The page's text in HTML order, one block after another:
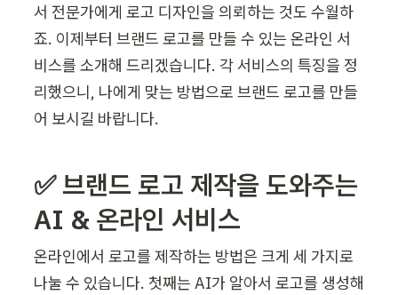
서 전문가에게 로고 디자인을 의뢰하는 것도 수월하
죠. 이제부터 브랜드 로고를 만들 수 있는 온라인 서
비스를 소개해 드리겠습니다. 각 서비스의 특징을 정
리했으니, 나에게 맞는 방법으로 브랜드 로고를 만들
어 보시길 바랍니다.
✅ 브랜드 로고 제작을 도와주는
AI & 온라인 서비스
온라인에서 로고를 제작하는 방법은 크게 세 가지로
나눌 수 있습니다. 첫째는 AI가 알아서 로고를 생성해